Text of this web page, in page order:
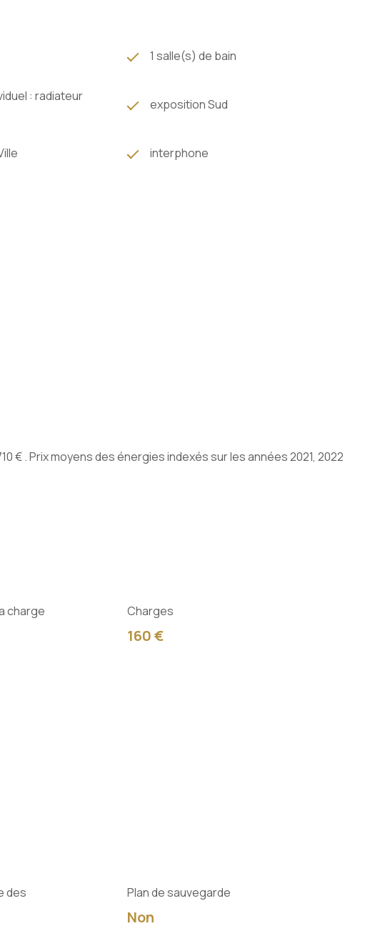
1 salle(s) de bain
: radiateur
exposition Sud
interphone
€ . Prix moyens des énergies indexés sur les années 2021, 2022
charge
Charges
160 €
des
Plan de sauvegarde
Non